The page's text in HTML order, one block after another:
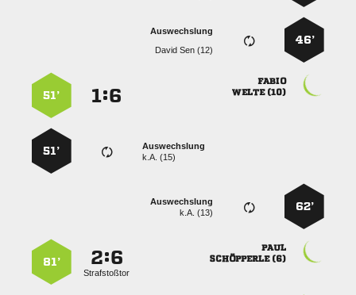
46’
Auswechslung
  

 
:
51’
Auswechslung
k.A. (15)
51’
62’
Auswechslung
k.A. (13)

 
:
Strafstoßtor
81’